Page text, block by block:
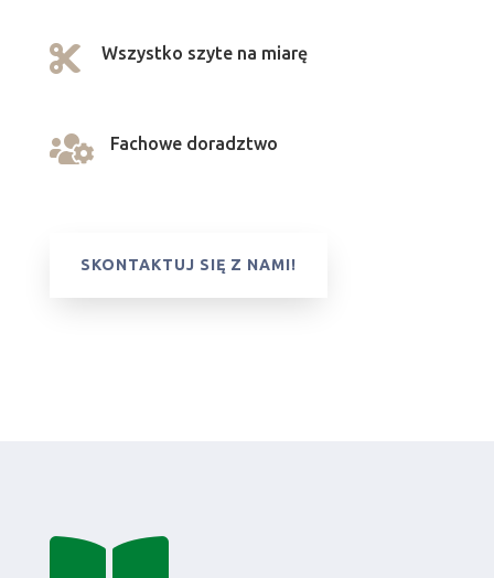
 Wszystko szyte na miarę
 Fachowe doradztwo
SKONTAKTUJ SIĘ Z NAMI!